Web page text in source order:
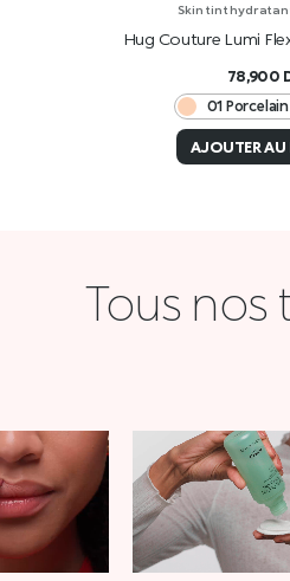
Skin tint
Hug Couture Lumi
78,900
01 Porcelain
AJOUTER AU
Tous nos